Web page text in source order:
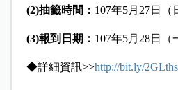
(2)抽籤時間： 107年5月27日（
(3)報到日期： 107年5月28日（
◆詳細資訊>>http://bit.ly/